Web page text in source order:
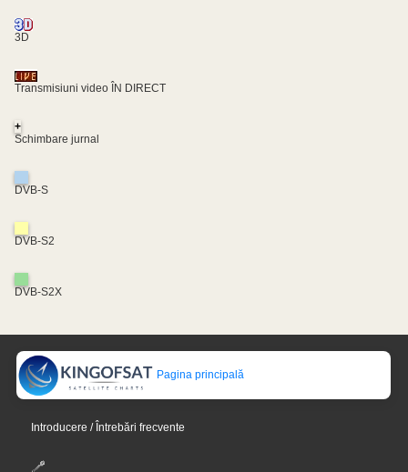
3D
Transmisiuni video ÎN DIRECT
+
Schimbare jurnal
DVB-S
DVB-S2
DVB-S2X
Pagina principală
Introducere / Întrebări frecvente